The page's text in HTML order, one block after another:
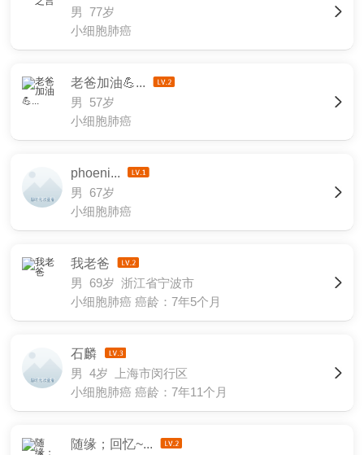
男 77岁
小细胞肺癌
老爸加油💪...
男 57岁
小细胞肺癌
phoeni...
男 67岁
小细胞肺癌
我老爸
男 69岁 浙江省宁波市
小细胞肺癌 癌龄：7年5个月
石麟
男 4岁 上海市闵行区
小细胞肺癌 癌龄：7年11个月
随缘；回忆~...